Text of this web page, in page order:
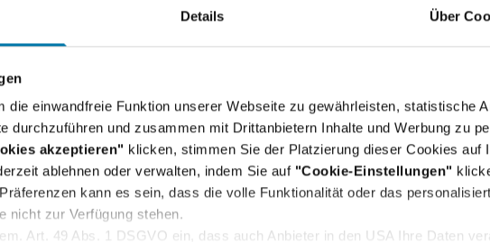
Details Über
die einwandfreie Funktion unserer Webseite zu gewährleisten, statistische
durchzuführen und zusammen mit Drittanbietern Inhalte und Werbung zu
akzeptieren" klicken, stimmen Sie der Platzierung dieser Cookies auf
ablehnen oder verwalten, indem Sie auf "Cookie-Einstellungen"
kann es sein, dass die volle Funktionalität oder das
nicht zur Verfügung stehen.
Art. 49 Abs. 1 DSGVO ein, dass auch Anbieter in den USA Ihre Daten
Wir haben noch mehr Insights für dich
ähnliche Inhalte anzusehen, ändere bitte deine Cookie-